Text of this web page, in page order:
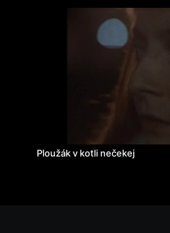
Ploužák v kotli nečekej